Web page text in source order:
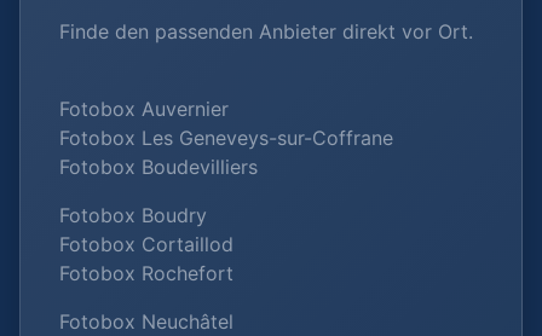
Finde den passenden Anbieter direkt vor Ort.
Fotobox Auvernier
Fotobox Les Geneveys-sur-Coffrane
Fotobox Boudevilliers
Fotobox Boudry
Fotobox Cortaillod
Fotobox Rochefort
Fotobox Neuchâtel